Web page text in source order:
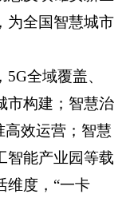
为全国智慧城市
全域覆盖、
市构建；智慧治
高效运营；智慧
智能产业园等载
维度，“一卡